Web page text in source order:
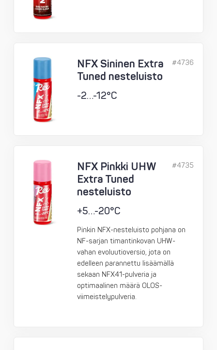
NFX Sininen Extra
Tuned nesteluisto
-2…-12°C
#4736
NFX Pinkki UHW
Extra Tuned
nesteluisto
+5…-20°C
Pinkin NFX-nesteluisto pohjana on
NF-sarjan timantinkovan UHW-
vahan evoluutioversio, jota on
edelleen parannettu lisäämällä
sekaan NFX41-pulveria ja
optimaalinen määrä OLOS-
viimeistelypulveria.
#4735